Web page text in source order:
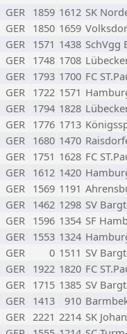
GER 1859 1612 SK
GER 1850 1659
GER 1571 1438 SchVgg
GER 1748 1708
GER 1793 1700 FC
GER 1722 1571
GER 1794 1828
GER 1776 1713
GER 1680 1470
GER 1751 1628 FC
GER 1612 1420
GER 1569 1191
GER 1462 1298 SV
GER 1596 1354 SF
GER 1553 1324
GER 0 1511 SV
GER 1922 1820 FC
GER 1715 1385 SV
GER 1413 910
GER 2221 2214 SK